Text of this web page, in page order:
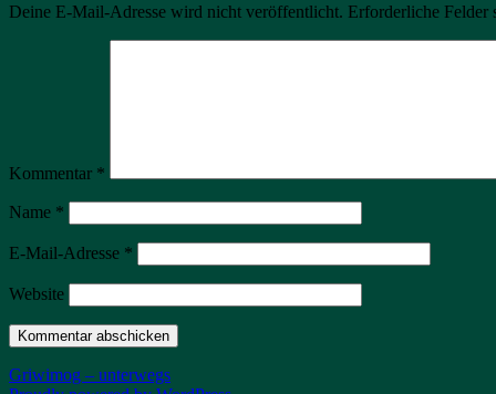
Deine E-Mail-Adresse wird nicht veröffentlicht. Erforderliche Felder
Kommentar *
Name *
E-Mail-Adresse *
Website
Griwimog – unterwegs